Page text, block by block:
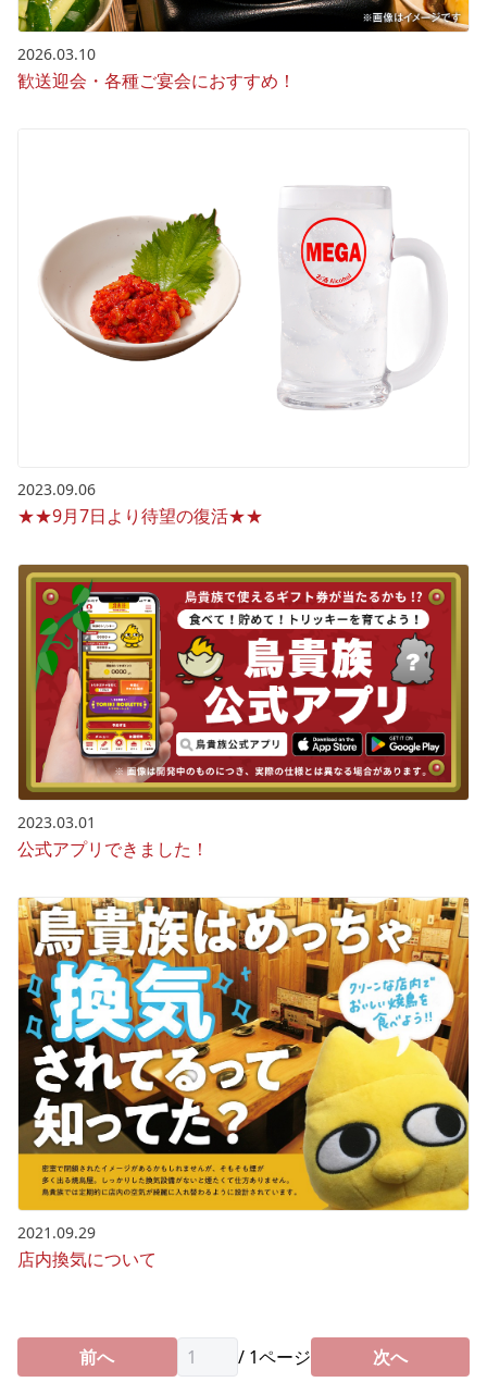
2026.03.10
歓送迎会・各種ご宴会におすすめ！
2023.09.06
★★9月7日より待望の復活★★
2023.03.01
公式アプリできました！
2021.09.29
店内換気について
前へ / 1ページ 次へ